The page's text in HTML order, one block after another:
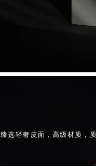
臻选轻奢皮面，高级材质，